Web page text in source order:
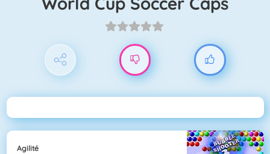
Agilité